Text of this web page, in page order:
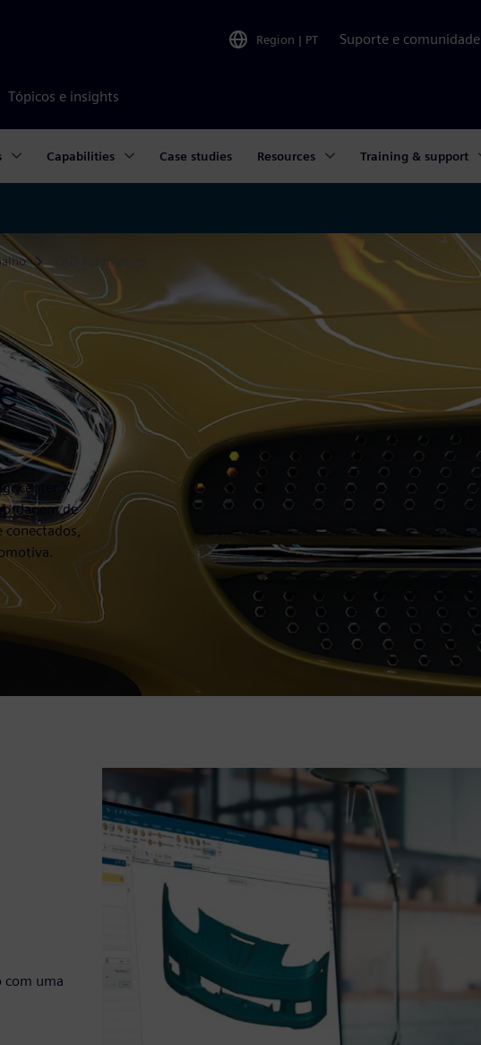
Region | PT Suporte e comunidade
Tópicos e insights
Capabilities Case studies Resources Training & support
CAD automotivo
X
de
conectados,
com uma